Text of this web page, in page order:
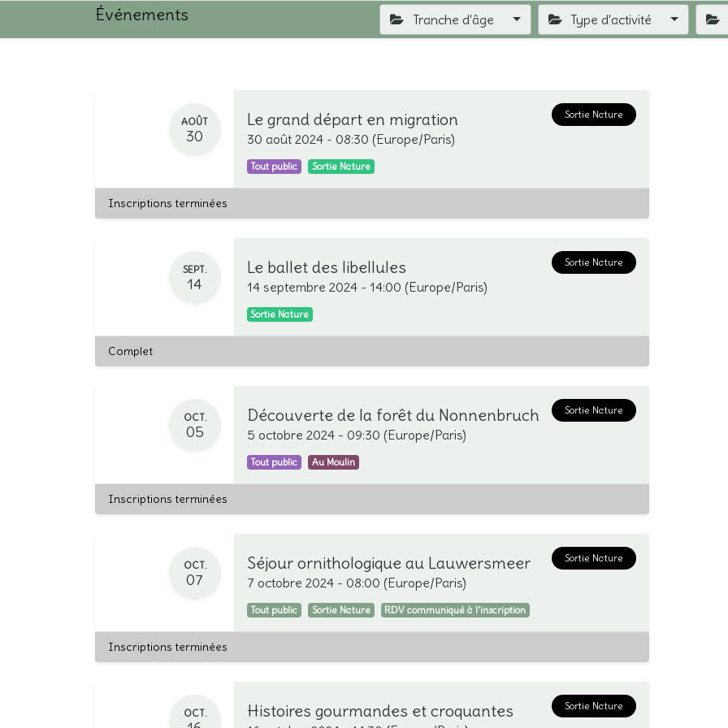
Événements Tranche d'âge Type d'activité
AOÛT
30
Sortie Nature
Le grand départ en migration
30 août 2024- 08:30 (Europe/Paris)
Tout public Sortie Nature
Inscriptions terminées
SEPT.
14
Sortie Nature
Le ballet des libellules
14 septembre 2024- 14:00 (Europe/Paris)
Sortie Nature
Complet
OCT.
05
Sortie Nature
Découverte de la forêt du Nonnenbruch
5 octobre 2024- 09:30 (Europe/Paris)
Tout public Au Moulin
Inscriptions terminées
OCT.
07
Sortie Nature
Séjour ornithologique au Lauwersmeer
7 octobre 2024- 08:00 (Europe/Paris)
Tout public Sortie Nature RDV communiqué à l'inscription
Inscriptions terminées
OCT.
Sortie Nature
Histoires gourmandes et croquantes